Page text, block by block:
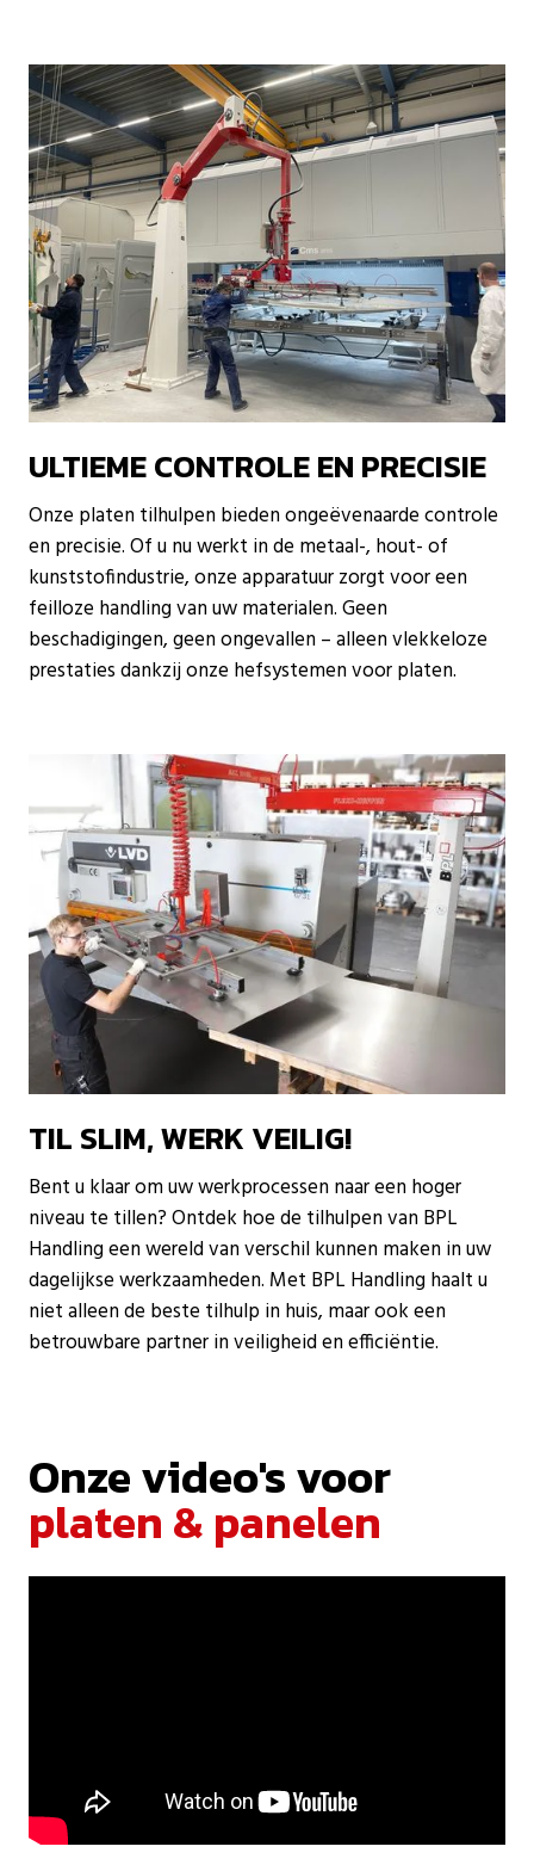
ULTIEME CONTROLE EN PRECISIE
Onze platen tilhulpen bieden ongeëvenaarde controle
en precisie. Of u nu werkt in de metaal-, hout- of
kunststofindustrie, onze apparatuur zorgt voor een
feilloze handling van uw materialen. Geen
beschadigingen, geen ongevallen – alleen vlekkeloze
prestaties dankzij onze hefsystemen voor platen.
TIL SLIM, WERK VEILIG!
Bent u klaar om uw werkprocessen naar een hoger
niveau te tillen? Ontdek hoe de tilhulpen van BPL
Handling een wereld van verschil kunnen maken in uw
dagelijkse werkzaamheden. Met BPL Handling haalt u
niet alleen de beste tilhulp in huis, maar ook een
betrouwbare partner in veiligheid en efficiëntie.
Onze video's voor
platen & panelen